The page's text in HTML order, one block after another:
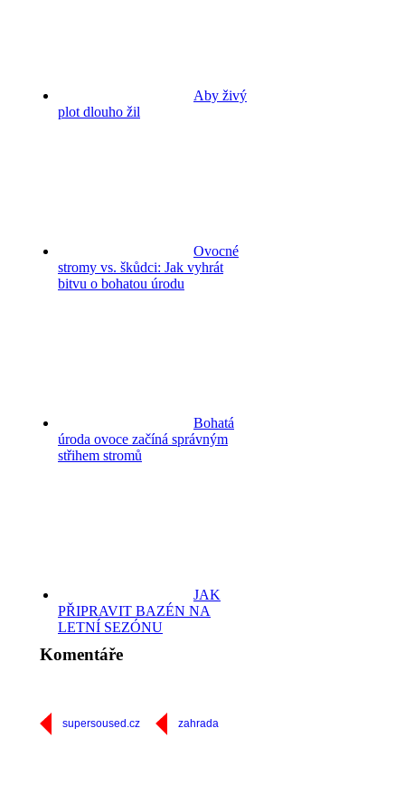
Aby živý
plot dlouho žil
Ovocné
stromy vs. škůdci: Jak vyhrát
bitvu o bohatou úrodu
Bohatá
úroda ovoce začíná správným
střihem stromů
JAK
PŘIPRAVIT BAZÉN NA
LETNÍ SEZÓNU
Komentáře
supersoused.cz zahrada